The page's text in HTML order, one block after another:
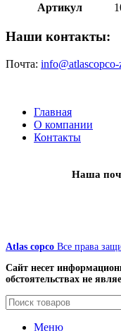
Артикул
Наши контакты:
Почта:
Главная
О компании
Контакты
Наша
Atlas copco Все права
Сайт несет
обстоятельствах не
Меню